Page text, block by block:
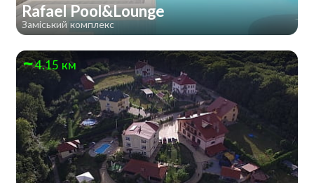
Rafael Pool&Lounge
Заміський комплекс
4.15 км